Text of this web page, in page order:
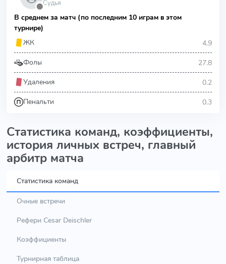
⬤Судья
В среднем за матч (по последним 10 играм в этом
турнире)
ЖК
4.9
Фолы 27.8
Удаления 0.2
Пенальти 0.3
Статистика команд, коэффициенты,
история личных встреч, главный
арбитр матча
Статистика команд
Очные встречи
Рефери Cesar Deischler
Коэффициенты
Турнирная таблица